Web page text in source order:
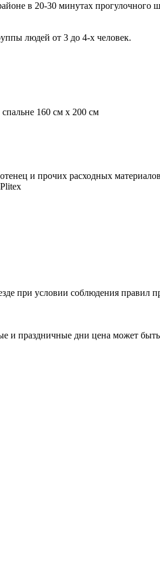
в 20-30 минутах прогулочного
людей от 3 до 4-х человек.
160 см x 200 см
и прочих расходных
при условии соблюдения правил
и праздничные дни цена может